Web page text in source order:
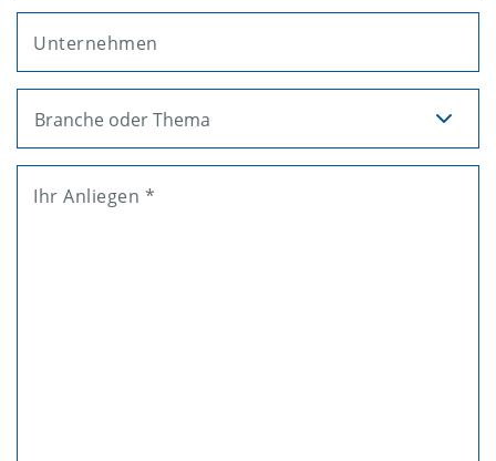
Unternehmen
Branche oder Thema
Ihr Anliegen *